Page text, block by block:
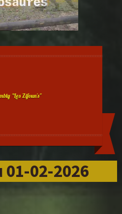
"Les Zifoun's"
02-2026